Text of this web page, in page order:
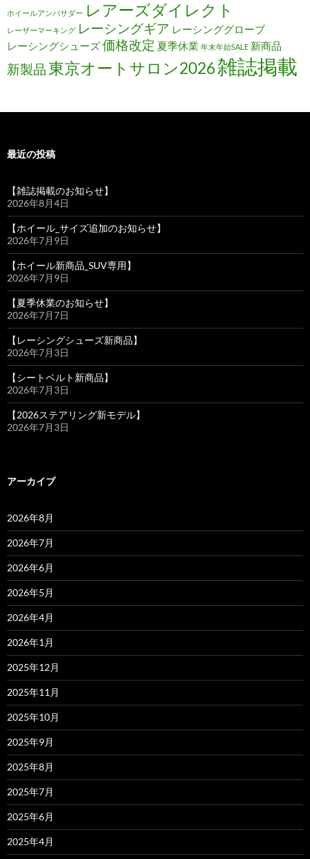
ホイールアンバサダー レアーズダイレクト
レーザーマーキング レーシングギア レーシンググローブ
レーシングシューズ価格改定 夏季休業 年末年始SALE 新商品
新製品 東京オートサロン2026雑誌掲載
最近の投稿
【雑誌掲載のお知らせ】
2026年8月4日
【ホイール_サイズ追加のお知らせ】
2026年7月9日
【ホイール新商品_SUV専用】
2026年7月9日
【夏季休業のお知らせ】
2026年7月7日
【レーシングシューズ新商品】
2026年7月3日
【シートベルト新商品】
2026年7月3日
【2026ステアリング新モデル】
2026年7月3日
アーカイブ
2026年8月
2026年7月
2026年6月
2026年5月
2026年4月
2026年1月
2025年12月
2025年11月
2025年10月
2025年9月
2025年8月
2025年7月
2025年6月
2025年4月